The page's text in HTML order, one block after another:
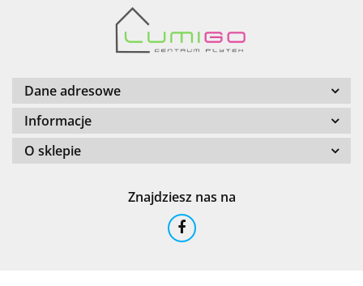
Barwolf
Dane adresowe
Informacje
O sklepie
Znajdziesz nas na